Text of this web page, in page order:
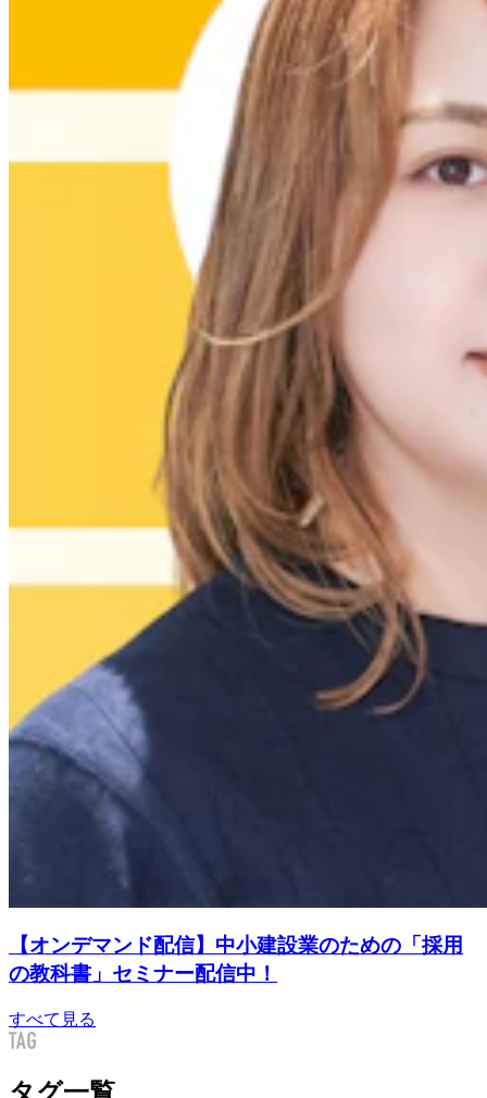
【オンデマンド配信】中小建設業のための「採用
の教科書」セミナー配信中！
すべて見る